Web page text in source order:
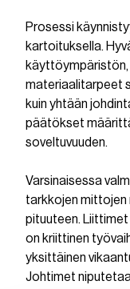
Prosessi
kartoituksella.
materiaalitarpeet
kuin yhtään
päätökset
soveltuvuuden.
Varsinaisessa
tarkkojen mittojen
pituuteen.
on kriittinen
yksittäinen
Johtimet